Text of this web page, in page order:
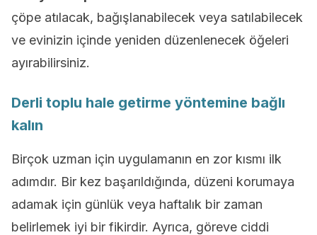
çöpe atılacak, bağışlanabilecek veya satılabilecek
ve evinizin içinde yeniden düzenlenecek öğeleri
ayırabilirsiniz.
Derli toplu hale getirme yöntemine bağlı
kalın
Birçok uzman için uygulamanın en zor kısmı ilk
adımdır. Bir kez başarıldığında, düzeni korumaya
adamak için günlük veya haftalık bir zaman
belirlemek iyi bir fikirdir. Ayrıca, göreve ciddi